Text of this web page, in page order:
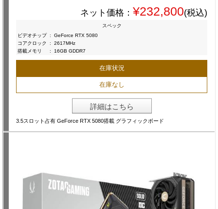
ネット価格： ¥232,800(税込)
スペック
ビデオチップ :
GeForce RTX 5080
コアクロック
:
2617MHz
搭載メモリ
: 16GB GDDR7
在庫状況
在庫なし
詳細はこちら
3.5スロット占有 GeForce RTX 5080搭載 グラフィックボード